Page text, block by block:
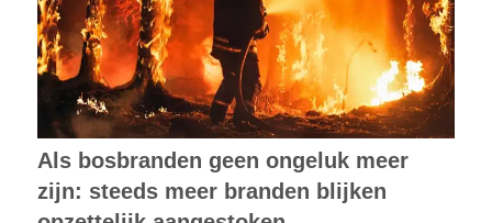
Als bosbranden geen ongeluk meer
zijn: steeds meer branden blijken